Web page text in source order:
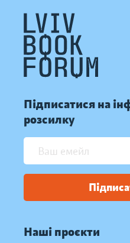
Підписатися на
розсилку
Наші проєкти